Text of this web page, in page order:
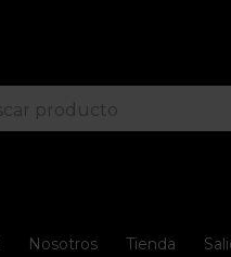
Nosotros Tienda